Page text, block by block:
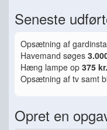
Seneste
Opsætning af
Havemand søges
Hæng lampe op 375 kr.
Opsætning af tv samt
Opret en